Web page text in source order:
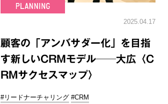
2025.04.17
顧客の「アンバサダー化」を目指
す新しいCRMモデル──大広〈C
RMサクセスマップ〉
#リードナーチャリング #CRM